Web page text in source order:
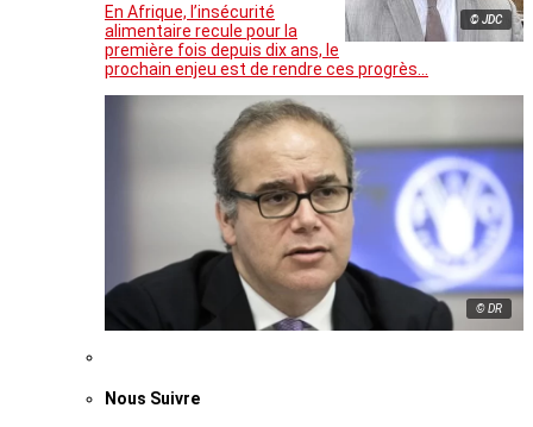
© JDC
En Afrique, l’insécurité
alimentaire recule pour la
première fois depuis dix ans, le
prochain enjeu est de rendre ces progrès…
© DR
Nous Suivre